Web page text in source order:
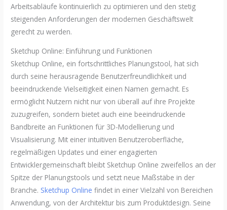
Arbeitsabläufe kontinuierlich zu optimieren und den stetig
steigenden Anforderungen der modernen Geschäftswelt
gerecht zu werden.
Sketchup Online: Einführung und Funktionen
Sketchup Online, ein fortschrittliches Planungstool, hat sich
durch seine herausragende Benutzerfreundlichkeit und
beeindruckende Vielseitigkeit einen Namen gemacht. Es
ermöglicht Nutzern nicht nur von überall auf ihre Projekte
zuzugreifen, sondern bietet auch eine beeindruckende
Bandbreite an Funktionen für 3D-Modellierung und
Visualisierung. Mit einer intuitiven Benutzeroberfläche,
regelmäßigen Updates und einer engagierten
Entwicklergemeinschaft bleibt Sketchup Online zweifellos an der
Spitze der Planungstools und setzt neue Maßstäbe in der
Branche. Sketchup Online findet in einer Vielzahl von Bereichen
Anwendung, von der Architektur bis zum Produktdesign. Seine